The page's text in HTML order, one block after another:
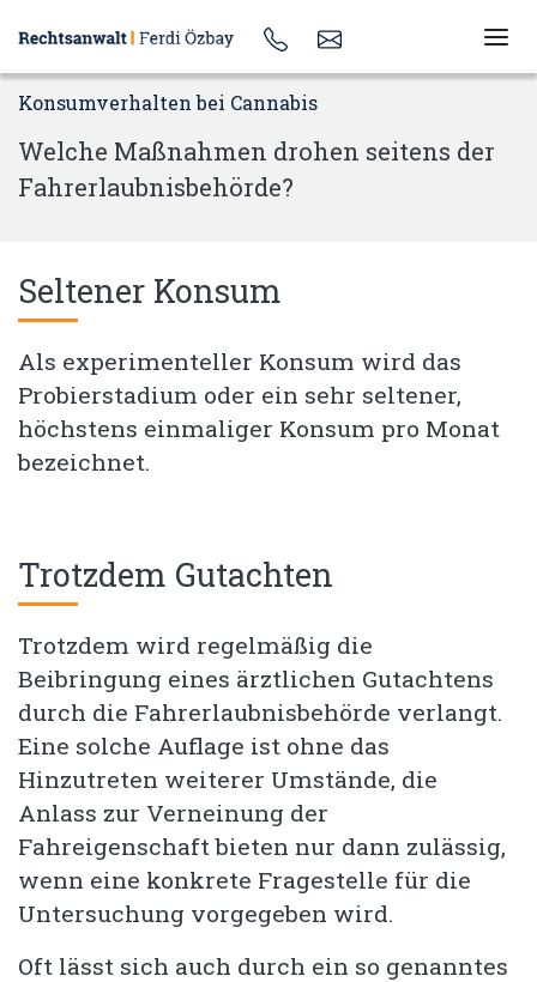
Konsumverhalten bei Cannabis
Welche Maßnahmen drohen seitens der
Fahrerlaubnisbehörde?
Seltener Konsum
Als experimenteller Konsum wird das
Probierstadium oder ein sehr seltener,
höchstens einmaliger Konsum pro Monat
bezeichnet.
Trotzdem Gutachten
Trotzdem wird regelmäßig die
Beibringung eines ärztlichen Gutachtens
durch die Fahrerlaubnisbehörde verlangt.
Eine solche Auflage ist ohne das
Hinzutreten weiterer Umstände, die
Anlass zur Verneinung der
Fahreigenschaft bieten nur dann zulässig,
wenn eine konkrete Fragestelle für die
Untersuchung vorgegeben wird.
Oft lässt sich auch durch ein so genanntes